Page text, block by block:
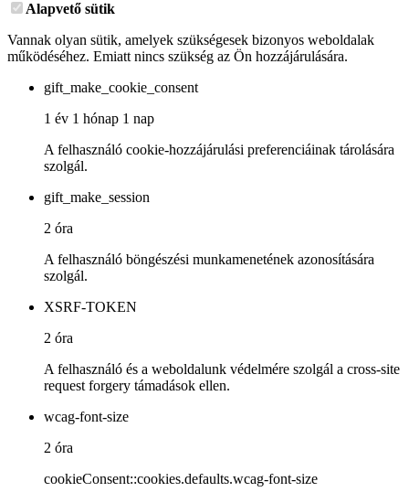
Alapvető sütik
Vannak olyan sütik, amelyek szükségesek bizonyos weboldalak
működéséhez. Emiatt nincs szükség az Ön hozzájárulására.
gift_make_cookie_consent
1 év 1 hónap 1 nap
A felhasználó cookie-hozzájárulási preferenciáinak tárolására
szolgál.
gift_make_session
2 óra
A felhasználó böngészési munkamenetének azonosítására
szolgál.
XSRF-TOKEN
2 óra
A felhasználó és a weboldalunk védelmére szolgál a cross-site
request forgery támadások ellen.
wcag-font-size
2 óra
cookieConsent::cookies.defaults.wcag-font-size